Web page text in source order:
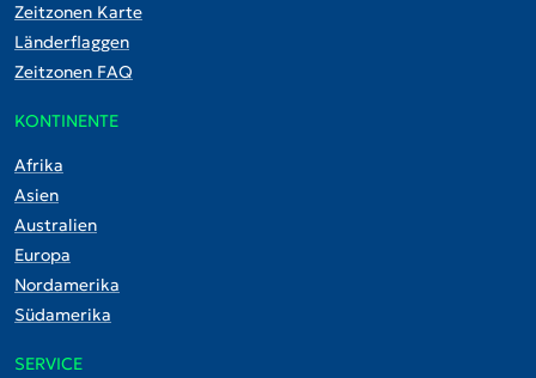
Zeitzonen Karte
Länderflaggen
Zeitzonen FAQ
KONTINENTE
Afrika
Asien
Australien
Europa
Nordamerika
Südamerika
SERVICE